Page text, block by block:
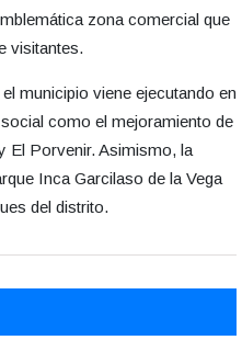
zona comercial que
visitantes.
municipio viene ejecutando en
como el mejoramiento de
El Porvenir. Asimismo, la
Inca Garcilaso de la Vega
del distrito.